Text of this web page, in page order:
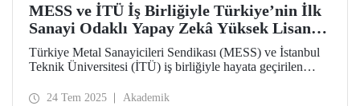
MESS ve İTÜ İş Birliğiyle Türkiye’nin İlk
Sanayi Odaklı Yapay Zekâ Yüksek Lisans
Programı Başlıyor!
Türkiye Metal Sanayicileri Sendikası (MESS) ve İstanbul
Teknik Üniversitesi (İTÜ) iş birliğiyle hayata geçirilen
olmak üzere özel sektördeki profesyonellere bu alanda
24 Tem 2025 Akademik